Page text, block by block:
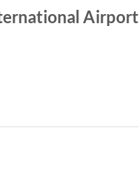
Airport